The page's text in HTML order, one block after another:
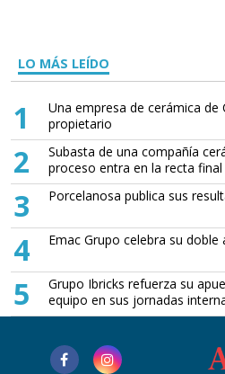
LO MÁS LEÍDO
1
Una empresa de cerámica de
propietario
2
Subasta de una compañía
proceso entra en la recta final
3 Porcelanosa publica sus
4 Emac Grupo celebra su
5
Grupo Ibricks refuerza su
equipo en sus jornadas